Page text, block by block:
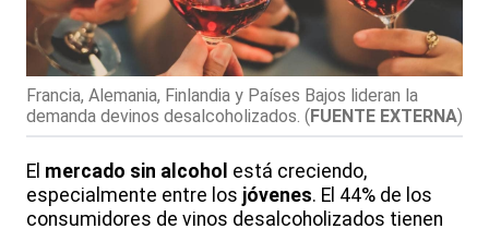
Francia, Alemania, Finlandia y Países Bajos lideran la
demanda devinos desalcoholizados. (FUENTE EXTERNA)
El mercado sin alcohol está creciendo,
especialmente entre los jóvenes. El 44% de los
consumidores de vinos desalcoholizados tienen